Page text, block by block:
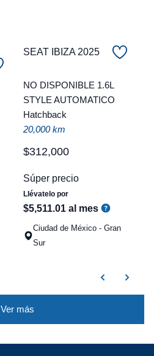
SEAT IBIZA 2025
NO DISPONIBLE 1.6L
STYLE AUTOMATICO
Hatchback
20,000 km
$312,000
Súper precio
Llévatelo por
$5,511.01 al mes
Ciudad de México - Gran
Sur
Ver más